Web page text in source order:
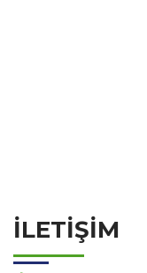
İLETIŞIM